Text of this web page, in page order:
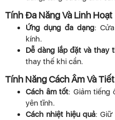
Tính Đa Năng Và Linh Hoạt
Ứng dụng đa dạng:
kính.
Dễ dàng lắp đặt và thay
thay thế khi cần.
Tính Năng Cách Âm Và
Cách âm tốt: Giảm tiếng
yên tĩnh.
Cách nhiệt hiệu quả: Giữ